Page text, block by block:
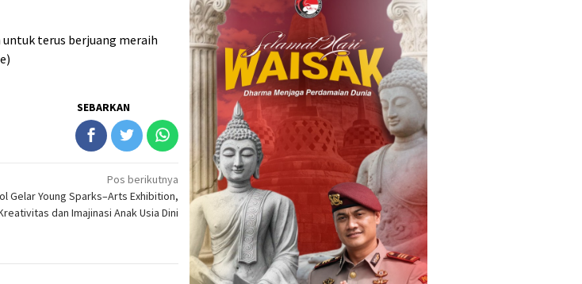
terus berjuang meraih
SEBARKAN
Pos berikutnya
Gelar Young Sparks–Arts Exhibition,
dan Imajinasi Anak Usia Dini